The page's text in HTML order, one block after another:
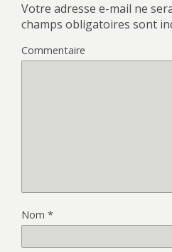
Votre adresse e-mail ne
champs obligatoires sont
Commentaire
Nom *